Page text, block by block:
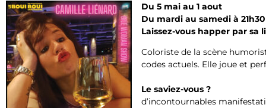
Du 5 mai au 1 aout
Du mardi au samedi à 21h30
Laissez-vous happer par
Coloriste de la scène
codes actuels. Elle joue et
Le saviez-vous ?
d’incontournables